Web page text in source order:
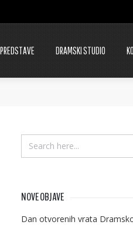
PREDSTAVE DRAMSKI STUDIO
NOVE OBJAVE
Dan otvorenih vrata